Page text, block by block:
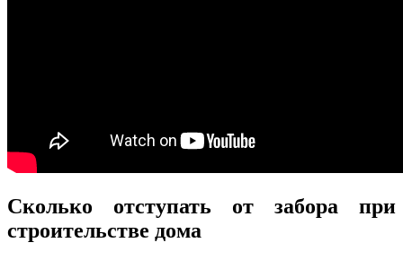
Сколько отступать от забора при
строительстве дома